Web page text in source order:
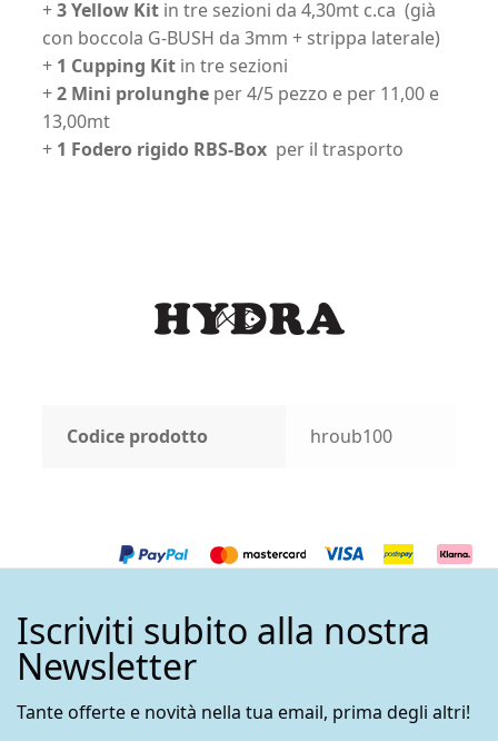
+3 Yellow Kitin tre sezioni da 4,30mt c.ca (già
con boccola G-BUSH da 3mm + strippa laterale)
+ 1 Cupping Kitin tre sezioni
+2 Mini prolungheper 4/5 pezzo e per 11,00 e
13,00mt
+ 1 Fodero rigido RBS-Boxper il trasporto
Codice prodotto hroub100
Iscriviti subito alla nostra
Newsletter
Tante offerte e novità nella tua email, prima degli altri!